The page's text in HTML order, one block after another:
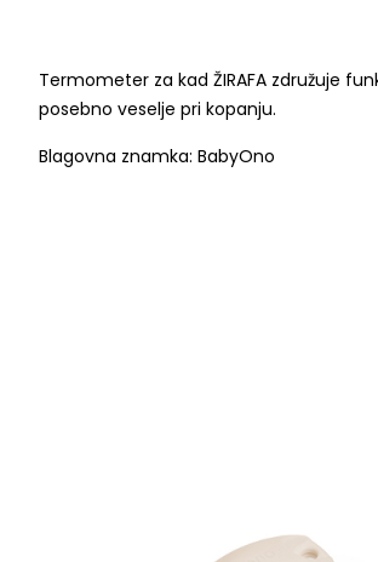
Termometer za kad ŽIRAFA združuje
posebno veselje pri kopanju.
Blagovna znamka: BabyOno